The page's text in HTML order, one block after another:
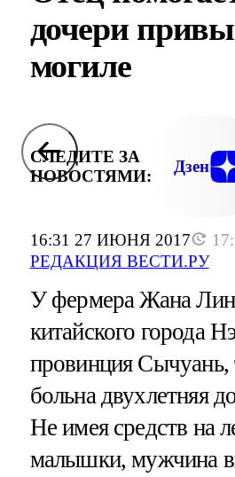
16:31 27 ИЮНЯ 2017
РЕДАКЦИЯ ВЕСТИ.РУ
дочери
могиле
СЛЕДИТЕ ЗА
НОВОСТЯМИ:
Дзен
У фермера Жана
китайского города
провинция Сычуань,
больна двухлетняя
Не имея средств на
малышки, мужчина